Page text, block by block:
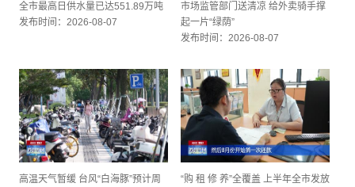
全市最高日供水量已达551.89万吨
发布时间：2026-08-07
市场监管部门送清凉 给外卖骑手撑
起一片“绿荫”
发布时间：2026-08-07
高温天气暂缓 台风“白海豚”预计周
“购 租 修 养”全覆盖 上半年全市发放